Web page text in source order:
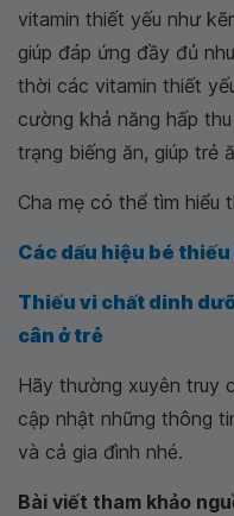
vitamin thiết yếu như
giúp đáp ứng đầy đủ
thời các vitamin thiết
cường khả năng hấp
trạng biếng ăn, giúp trẻ
Cha mẹ có thể tìm hiểu
Các dấu hiệu bé thiếu
Thiếu vi chất dinh
cân ở trẻ
Hãy thường xuyên truy
cập nhật những thông
và cả gia đình nhé.
Bài viết tham khảo